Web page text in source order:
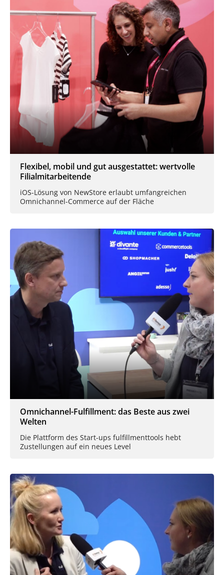
Flexibel, mobil und gut ausgestattet: wertvolle
Filialmitarbeitende
iOS-Lösung von NewStore erlaubt umfangreichen
Omnichannel-Commerce auf der Fläche
Omnichannel-Fulfillment: das Beste aus zwei
Welten
Die Plattform des Start-ups fulfillmenttools hebt
Zustellungen auf ein neues Level